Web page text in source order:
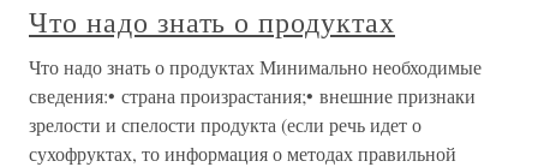
Что надо знать о продуктах
Что надо знать о продуктах Минимально необходимые
сведения:• страна произрастания;• внешние признаки
зрелости и спелости продукта (если речь идет о
сухофруктах, то информация о методах правильной